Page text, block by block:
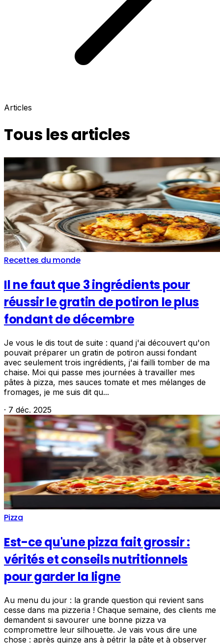
Articles
Tous les articles
Recettes du monde
Il ne faut que 3 ingrédients pour
réussir le gratin de potiron le plus
fondant de décembre
Je vous le dis tout de suite : quand j'ai découvert qu'on
pouvait préparer un gratin de potiron aussi fondant
avec seulement trois ingrédients, j'ai failli tomber de ma
chaise. Moi qui passe mes journées à travailler mes
pâtes à pizza, mes sauces tomate et mes mélanges de
fromages, je me suis dit qu...
· 7 déc. 2025
Pizza
Est-ce qu'une pizza fait grossir :
vérités et conseils nutritionnels
pour garder la ligne
Au menu du jour : la grande question qui revient sans
cesse dans ma pizzeria ! Chaque semaine, des clients me
demandent si savourer une bonne pizza va
compromettre leur silhouette. Je vais vous dire une
chose : après quinze ans à pétrir la pâte et à observer